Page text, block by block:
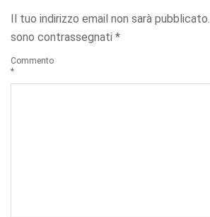
Il tuo indirizzo email non sarà pubblicato.
sono contrassegnati *
Commento
*